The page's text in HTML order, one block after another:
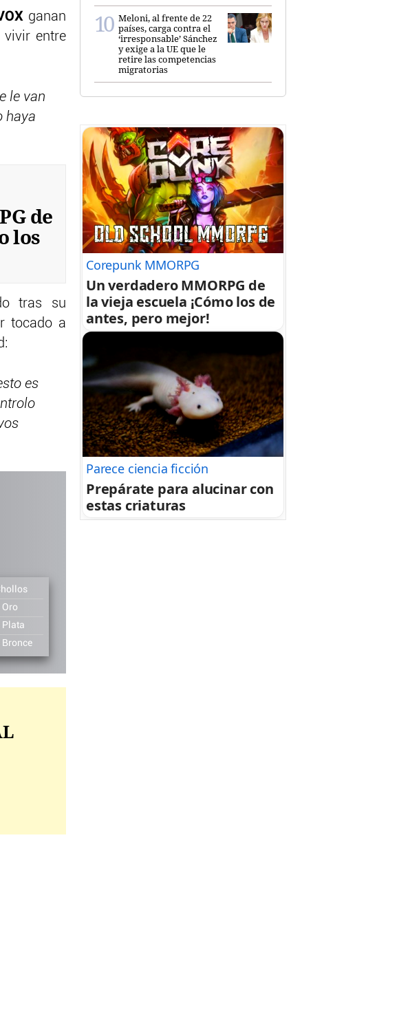
ganan
vivir entre
le van
haya
de
los
tras su
tocado a
es
Oro
Plata
Bronce
Meloni, al frente de 22
países, carga contra el
‘irresponsable’ Sánchez
y exige a la UE que le
retire las competencias
migratorias
Corepunk MMORPG
Un verdadero MMORPG de
la vieja escuela ¡Cómo los de
antes, pero mejor!
Parece ciencia ficción
Prepárate para alucinar con
estas criaturas